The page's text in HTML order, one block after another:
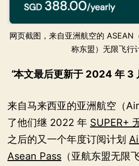
网页截图，来自亚洲航空的 ASEAN
称东盟）无限飞行
本文最后更新于 2024 年 3
来自马来西亚的亚洲航空（
了他们继 2022 年 SUPER+
之后的又一个年度订阅计划
Asean Pass （亚航东盟无限